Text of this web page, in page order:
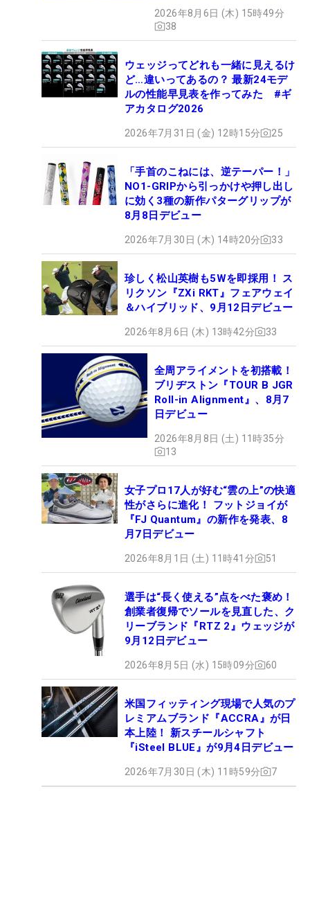
2026年8月6日 (木) 15時49分
38
ウェッジってどれも一緒に見えるけ
ど…違いってあるの？ 最新24モデ
ルの性能早見表を作ってみた #ギ
アカタログ2026
2026年7月31日 (金) 12時15分 25
「手首のこねには、逆テーパー！」
NO1-GRIPから引っかけや押し出し
に効く3種の新作パターグリップが
8月8日デビュー
2026年7月30日 (木) 14時20分 33
珍しく松山英樹も5Wを即採用！ ス
リクソン『ZXi RKT』フェアウェイ
＆ハイブリッド、9月12日デビュー
2026年8月6日 (木) 13時42分 33
全周アライメントを初搭載！
ブリヂストン『TOUR B JGR
Roll-in Alignment』、8月7
日デビュー
2026年8月8日 (土) 11時35分
13
女子プロ17人が好む“雲の上”の快適
性がさらに進化！ フットジョイが
『FJ Quantum』の新作を発表、8
月7日デビュー
2026年8月1日 (土) 11時41分 51
選手は“長く使える”点をべた褒め！
創業者復帰でソールを見直した、ク
リーブランド『RTZ 2』ウェッジが
9月12日デビュー
2026年8月5日 (水) 15時09分 60
米国フィッティング現場で人気のプ
レミアムブランド『ACCRA』が日
本上陸！ 新スチールシャフト
『iSteel BLUE』が9月4日デビュー
2026年7月30日 (木) 11時59分 7